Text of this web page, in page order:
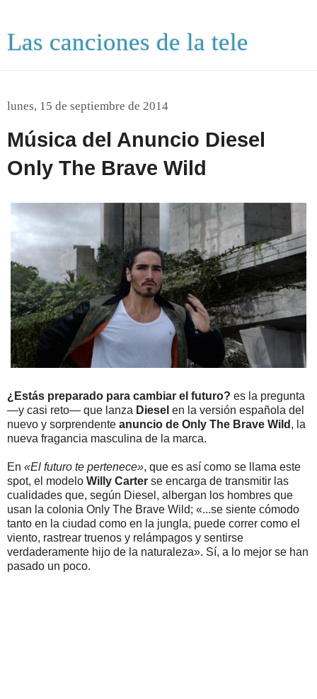
Las canciones de la tele
lunes, 15 de septiembre de 2014
Música del Anuncio Diesel
Only The Brave Wild
¿Estás preparado para cambiar el futuro? es la pregunta
—y casi reto— que lanza Diesel en la versión española del
nuevo y sorprendente anuncio de Only The Brave Wild , la
nueva fragancia masculina de la marca.
En «El futuro te pertenece», que es así como se llama este
spot, el modelo Willy Carter se encarga de transmitir las
cualidades que, según Diesel, albergan los hombres que
usan la colonia Only The Brave Wild; «...se siente cómodo
tanto en la ciudad como en la jungla, puede correr como el
viento, rastrear truenos y relámpagos y sentirse
verdaderamente hijo de la naturaleza». Sí, a lo mejor se han
pasado un poco.